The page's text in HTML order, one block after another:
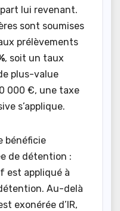
lui revenant.
sont soumises
prélèvements
, soit un taux
plus-value
000 €, une taxe
s’applique.
bénéficie
de détention :
est appliqué à
Au-delà
exonérée d’IR,